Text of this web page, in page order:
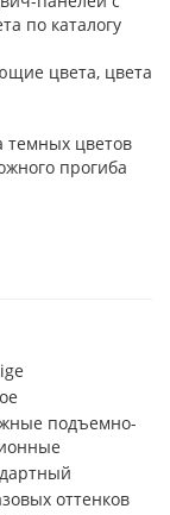
по каталогу
цвета, цвета
темных цветов
прогиба
подъемно-
оттенков